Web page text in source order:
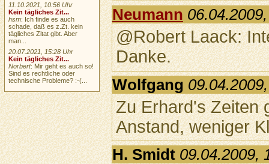
Neumann
@Robert Laack:
Danke.
Wolfgang
Zu Erhard's Zeiten
Anstand, weniger
H. Smidt 09.04.2009,
11.10.2021, 10:56 Uhr
Kein tägliches Zit...
hsm: Ich finde es auch
schade, daß es z.Zt. kein
tägliches Zitat gibt. Aber
man...
20.07.2021, 15:28 Uhr
Kein tägliches Zit...
Norbert: Mir geht es auch so!
Sind es rechtliche oder
technische Probleme? :-(...